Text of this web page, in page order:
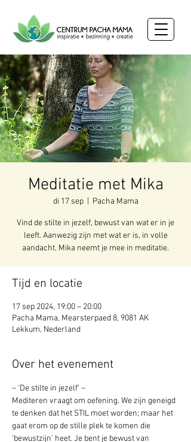
Meditatie met Mika
di 17 sep
  |
Pacha Mama
Vind de stilte in jezelf, bewust van wat er in je
leeft. Aanwezig zijn met wat er is, in volle
aandacht. Mika neemt je mee in meditatie.
Tijd en locatie
17 sep 2024, 19:00 – 20:00
Pacha Mama, Mearsterpaed 8, 9081 AK
Lekkum, Nederland
Over het evenement
~ ‘De stilte in jezelf’ ~
Mediteren vraagt om oefening. We zijn geneigd
te denken dat het STIL moet worden; maar het
gaat erom op de stille plek te komen die
‘bewustzijn’ heet. Je bent je bewust van